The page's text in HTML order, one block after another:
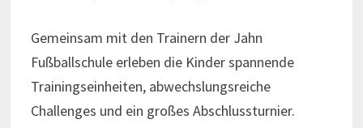
Gemeinsam mit den Trainern der Jahn
Fußballschule erleben die Kinder spannende
Trainingseinheiten, abwechslungsreiche
Challenges und ein großes Abschlussturnier.